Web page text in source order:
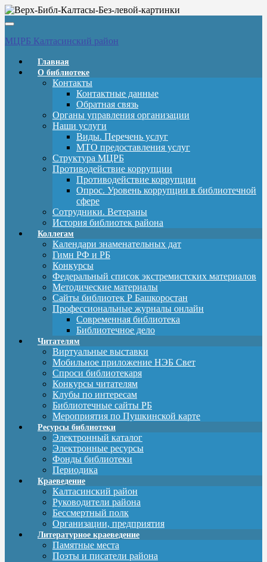
Вкл/
выкл
навигации
МЦРБ Калтасинский район
Главная
О библиотеке
Контакты
Контактные данные
Обратная связь
Органы управления организации
Наши услуги
Виды. Перечень услуг
МТО предоставления услуг
Структура МЦРБ
Противодействие коррупции
Противодействие коррупции
Опрос. Уровень коррупции в библиотечной
сфере
Сотрудники. Ветераны
История библиотек района
Коллегам
Календари знаменательных дат
Гимн РФ и РБ
Конкурсы
Федеральный список экстремистских материалов
Методические материалы
Сайты библиотек Р Башкоростан
Профессиональные журналы онлайн
Современная библиотека
Библиотечное дело
Читателям
Виртуальные выставки
Мобильное приложение НЭБ Свет
Спроси библиотекаря
Конкурсы читателям
Клубы по интересам
Библиотечные сайты РБ
Мероприятия по Пушкинской карте
Ресурсы библиотеки
Электронный каталог
Электронные ресурсы
Фонды библиотеки
Периодика
Краеведение
Калтасинский район
Руководители района
Бессмертный полк
Организации, предприятия
Литературное краеведение
Памятные места
Поэты и писатели района